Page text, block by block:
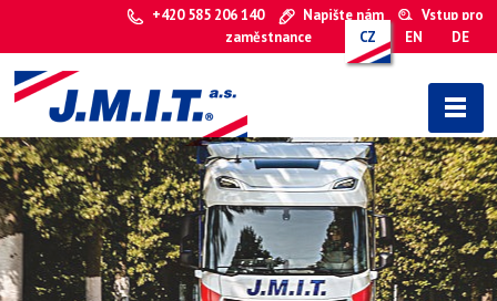
+420 585 206 140 Napište nám
Vstup pro
zaměstnance
DE
EN
CZ